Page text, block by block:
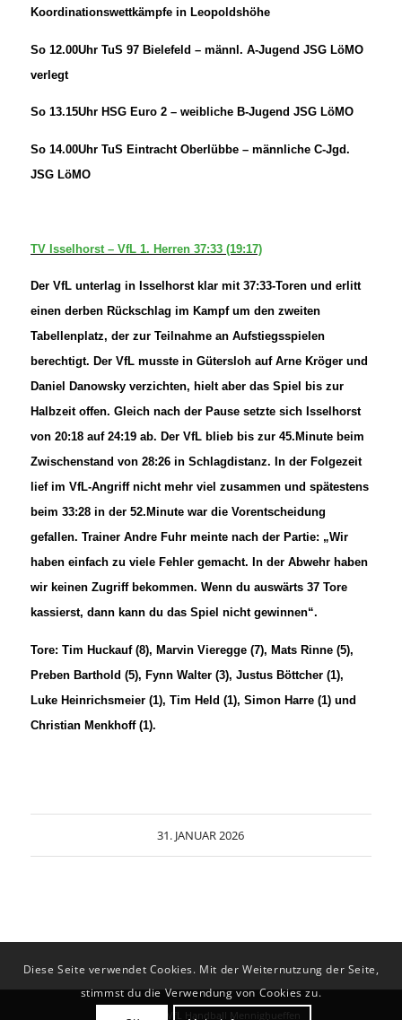
Koordinationswettkämpfe in Leopoldshöhe
So 12.00Uhr TuS 97 Bielefeld – männl. A-Jugend JSG LöMO
verlegt
So 13.15Uhr HSG Euro 2 – weibliche B-Jugend JSG LöMO
So 14.00Uhr TuS Eintracht Oberlübbe – männliche C-Jgd.
JSG LöMO
TV Isselhorst – VfL 1. Herren 37:33 (19:17)
Der VfL unterlag in Isselhorst klar mit 37:33-Toren und erlitt
einen derben Rückschlag im Kampf um den zweiten
Tabellenplatz, der zur Teilnahme an Aufstiegsspielen
berechtigt. Der VfL musste in Gütersloh auf Arne Kröger und
Daniel Danowsky verzichten, hielt aber das Spiel bis zur
Halbzeit offen. Gleich nach der Pause setzte sich Isselhorst
von 20:18 auf 24:19 ab. Der VfL blieb bis zur 45.Minute beim
Zwischenstand von 28:26 in Schlagdistanz. In der Folgezeit
lief im VfL-Angriff nicht mehr viel zusammen und spätestens
beim 33:28 in der 52.Minute war die Vorentscheidung
gefallen. Trainer Andre Fuhr meinte nach der Partie: „Wir
haben einfach zu viele Fehler gemacht. In der Abwehr haben
wir keinen Zugriff bekommen. Wenn du auswärts 37 Tore
kassierst, dann kann du das Spiel nicht gewinnen“.
Tore: Tim Huckauf (8), Marvin Vieregge (7), Mats Rinne (5),
Preben Barthold (5), Fynn Walter (3), Justus Böttcher (1),
Luke Heinrichsmeier (1), Tim Held (1), Simon Harre (1) und
Christian Menkhoff (1).
31. JANUAR 2026
© Copyright - VfL Handball Mennighueffen
Diese Seite verwendet Cookies. Mit der Weiternutzung der Seite,
stimmst du die Verwendung von Cookies zu.